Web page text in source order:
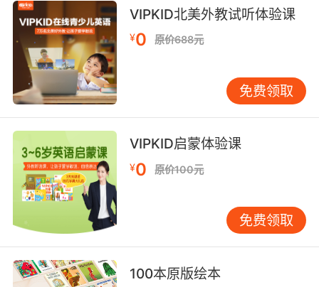
忆，使语言输出从碎片化指令转向完整叙述。
语言技能的融合度：从单向输入到多维输出
英语厨艺课程打破了传统语言课的单一维度，要
求学员同步调动听、说、读、写四项技能。在听
力层面，学员需理解外教对食谱的朗读、操作演
述、问题反馈等环节；阅读技能体现在食谱文本
解读，而写作训练则通过课后制作"烹饪日记"实
现。例如，VIPKID的"Cookie Factory"课程要求
学员先读懂配方比例，再口头解释搅拌黄油的物
理变化，最后用英语撰写实验观察报告。
然而，多技能融合也带来挑战。部分低龄学员在
操作与表达间顾此失彼，出现"做得多、说得
VIPKID北美外教试听体验课
¥0 原价688元
免费领取
VIPKID启蒙体验课
¥0 原价100元
免费领取
100本原版绘本